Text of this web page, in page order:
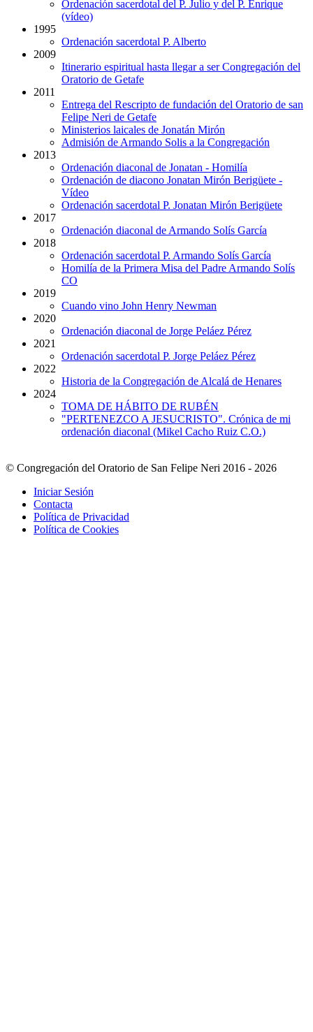
Ordenación sacerdotal del P. Julio y del P. Enrique
(vídeo)
1995
Ordenación sacerdotal P. Alberto
2009
Itinerario espiritual hasta llegar a ser Congregación del
Oratorio de Getafe
2011
Entrega del Rescripto de fundación del Oratorio de san
Felipe Neri de Getafe
Ministerios laicales de Jonatán Mirón
Admisión de Armando Solis a la Congregación
2013
Ordenación diaconal de Jonatan - Homilía
Ordenación de diacono Jonatan Mirón Berigüete -
Vídeo
Ordenación sacerdotal P. Jonatan Mirón Berigüete
2017
Ordenación diaconal de Armando Solís García
2018
Ordenación sacerdotal P. Armando Solís García
Homilía de la Primera Misa del Padre Armando Solís
CO
2019
Cuando vino John Henry Newman
2020
Ordenación diaconal de Jorge Peláez Pérez
2021
Ordenación sacerdotal P. Jorge Peláez Pérez
2022
Historia de la Congregación de Alcalá de Henares
2024
TOMA DE HÁBITO DE RUBÉN
"PERTENEZCO A JESUCRISTO". Crónica de mi
ordenación diaconal (Mikel Cacho Ruiz C.O.)
© Congregación del Oratorio de San Felipe Neri 2016 - 2026
Iniciar Sesión
Contacta
Política de Privacidad
Política de Cookies